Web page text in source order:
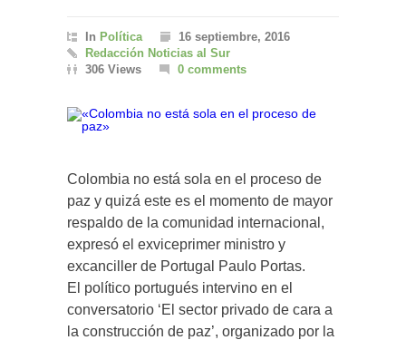
In Política
16 septiembre, 2016
Redacción Noticias al Sur
306 Views
0 comments
Colombia no está sola en el proceso de
paz y quizá este es el momento de mayor
respaldo de la comunidad internacional,
expresó el exviceprimer ministro y
excanciller de Portugal Paulo Portas.
El político portugués intervino en el
conversatorio ‘El sector privado de cara a
la construcción de paz’, organizado por la